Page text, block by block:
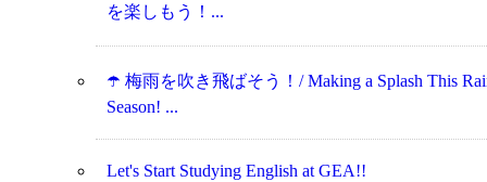
を楽しもう！...
☂️ 梅雨を吹き飛ばそう！/ Making a Splash This
Season! ...
Let's Start Studying English at GEA!!